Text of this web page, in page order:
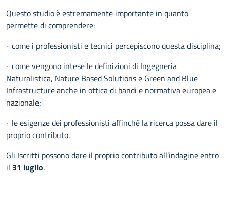
Questo studio è estremamente importante in quanto
permette di comprendere:
· come i professionisti e tecnici percepiscono questa disciplina;
· come vengono intese le definizioni di Ingegneria
Naturalistica, Nature Based Solutions e Green and Blue
Infrastructure anche in ottica di bandi e normativa europea e
nazionale;
· le esigenze dei professionisti affinché la ricerca possa dare il
proprio contributo.
Gli Iscritti possono dare il proprio contributo all’indagine entro
il 31 luglio.